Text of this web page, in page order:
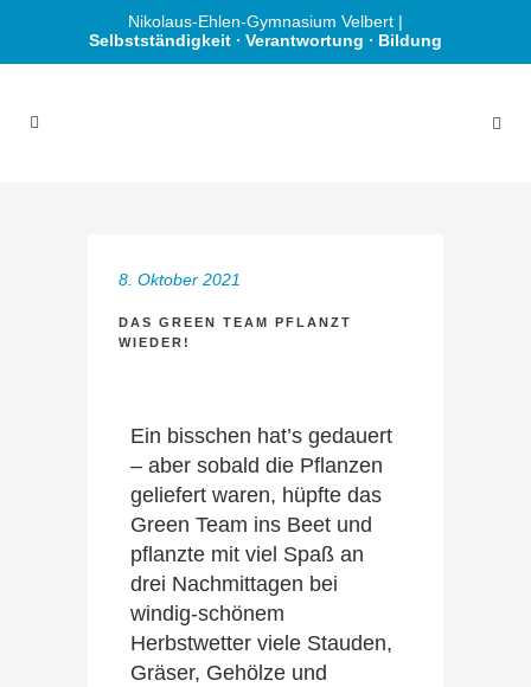
Nikolaus-Ehlen-Gymnasium Velbert |
Selbstständigkeit ∙ Verantwortung ∙ Bildung
8. Oktober 2021
DAS GREEN TEAM PFLANZT
WIEDER!
Ein bisschen hat’s gedauert
– aber sobald die Pflanzen
geliefert waren, hüpfte das
Green Team ins Beet und
pflanzte mit viel Spaß an
drei Nachmittagen bei
windig-schönem
Herbstwetter viele Stauden,
Gräser, Gehölze und